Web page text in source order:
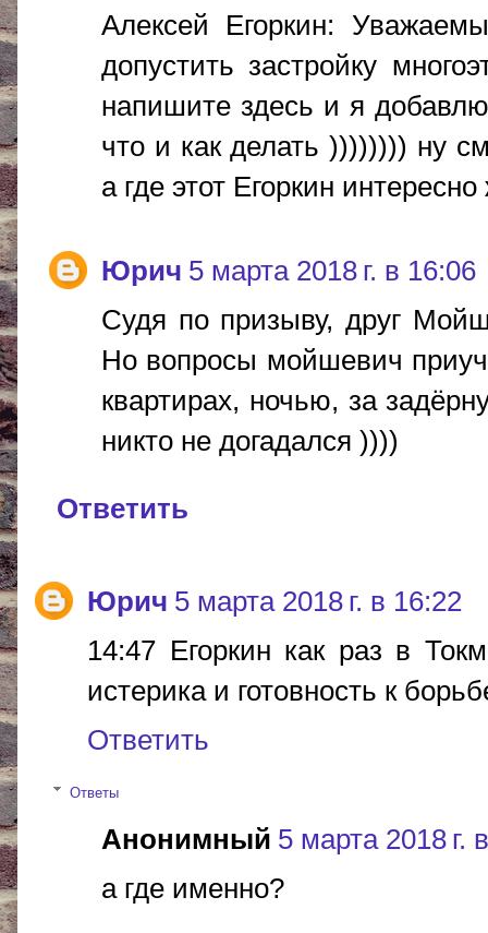
Алексей Егоркин:
допустить застройку
напишите здесь и я
что и как делать )))))))) ну
а где этот Егоркин
Юрич 5 марта 2018 г. в 16:06
Судя по призыву, друг
Но вопросы мойшевич
квартирах, ночью, за
никто не догадался ))))
Ответить
Юрич 5 марта 2018 г. в 16:22
14:47 Егоркин как раз в
истерика и готовность к
Ответить
Ответы
Анонимный 5 марта 2018 г.
а где именно?